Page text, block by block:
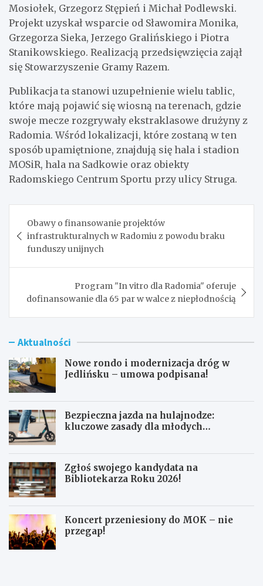
Mosiołek, Grzegorz Stępień i Michał Podlewski.
Projekt uzyskał wsparcie od Sławomira Monika,
Grzegorza Sieka, Jerzego Gralińskiego i Piotra
Stanikowskiego. Realizacją przedsięwzięcia zajął
się Stowarzyszenie Gramy Razem.
Publikacja ta stanowi uzupełnienie wielu tablic,
które mają pojawić się wiosną na terenach, gdzie
swoje mecze rozgrywały ekstraklasowe drużyny z
Radomia. Wśród lokalizacji, które zostaną w ten
sposób upamiętnione, znajdują się hala i stadion
MOSiR, hala na Sadkowie oraz obiekty
Radomskiego Centrum Sportu przy ulicy Struga.
wpisu
Obawy o finansowanie projektów
infrastrukturalnych w Radomiu z powodu braku
funduszy unijnych
Program "In vitro dla Radomia" oferuje
dofinansowanie dla 65 par w walce z niepłodnością
Aktualności
Nowe rondo i modernizacja dróg w
Jedlińsku – umowa podpisana!
Bezpieczna jazda na hulajnodze:
kluczowe zasady dla młodych
Zgłoś swojego kandydata na
Bibliotekarza Roku 2026!
Koncert przeniesiony do MOK – nie
przegap!
N
B